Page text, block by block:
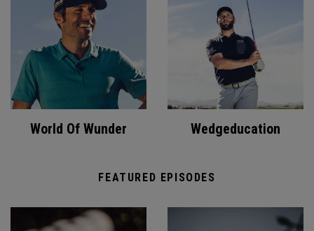
World Of Wunder Wedgeducation
FEATURED EPISODES